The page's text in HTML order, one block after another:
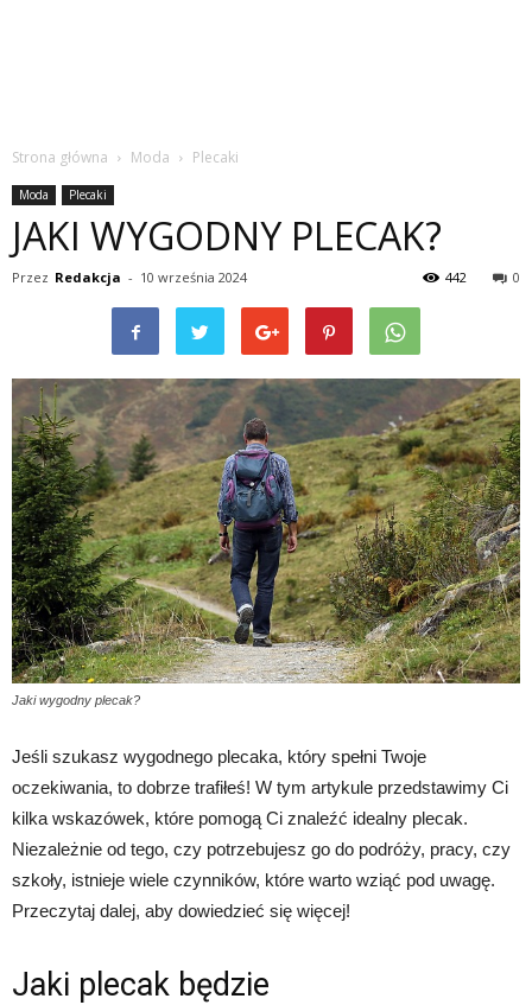
Strona główna Moda Plecaki
Moda Plecaki
JAKI WYGODNY PLECAK?
Przez Redakcja - 10 września 2024 0
442
Jaki wygodny plecak?
Jeśli szukasz wygodnego plecaka, który spełni Twoje
oczekiwania, to dobrze trafiłeś! W tym artykule przedstawimy Ci
kilka wskazówek, które pomogą Ci znaleźć idealny plecak.
Niezależnie od tego, czy potrzebujesz go do podróży, pracy, czy
szkoły, istnieje wiele czynników, które warto wziąć pod uwagę.
Przeczytaj dalej, aby dowiedzieć się więcej!
Jaki plecak będzie